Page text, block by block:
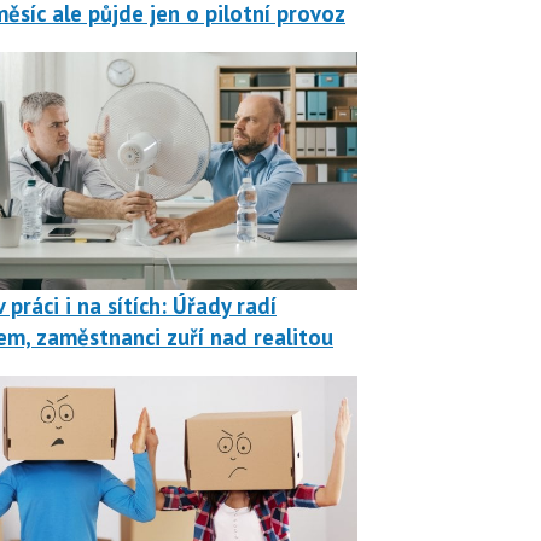
ale půjde jen o pilotní provoz
práci i na sítích: Úřady radí
zaměstnanci zuří nad realitou